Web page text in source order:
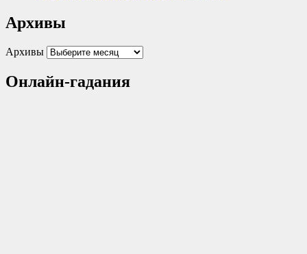
Архивы
Архивы
Онлайн-гадания